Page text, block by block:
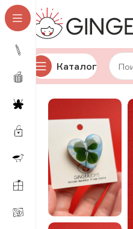
Каталог
Главная Украшения